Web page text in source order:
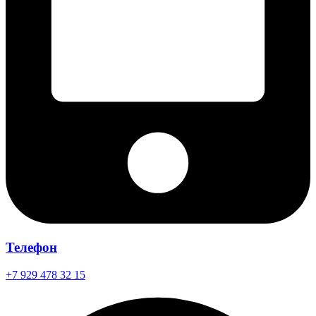
Телефон
+7 929 478 32 15